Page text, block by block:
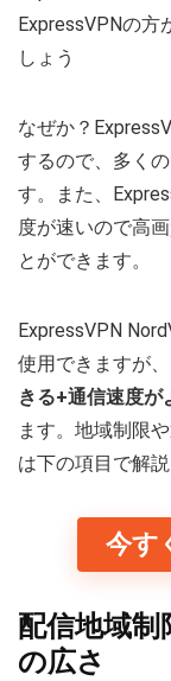
ExpressVPNの方
しょう
なぜか？
するので、多く
す。また、
度が速いので高
とができます。
ExpressVPN
使用できますが
きる+通信速度
ます。地域制限
は下の項目で解
今す
配信地域
の広さ